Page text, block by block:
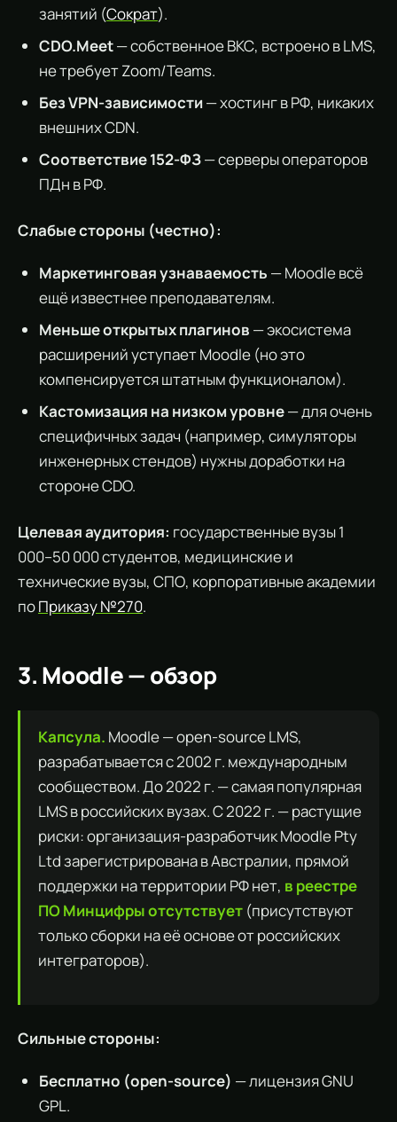
занятий (Сократ).
CDO.Meet— собственное ВКС, встроено в LMS,
не требует Zoom/Teams.
Без VPN-зависимости— хостинг в РФ, никаких
внешних CDN.
Соответствие 152-ФЗ— серверы операторов
ПДн в РФ.
Слабые стороны (честно):
Маркетинговая узнаваемость — Moodle всё
ещё известнее преподавателям.
Меньше открытых плагинов — экосистема
расширений уступает Moodle (но это
компенсируется штатным функционалом).
Кастомизация на низком уровне— для очень
специфичных задач (например, симуляторы
инженерных стендов) нужны доработки на
стороне CDO.
Целевая аудитория: государственные вузы 1
000–50 000 студентов, медицинские и
технические вузы, СПО, корпоративные академии
поПриказу №270.
3. Moodle — обзор
Капсула. Moodle — open-source LMS,
разрабатывается с 2002 г. международным
сообществом. До 2022 г. — самая популярная
LMS в российских вузах. С 2022 г. — растущие
риски: организация-разработчик Moodle Pty
Ltd зарегистрирована в Австралии, прямой
поддержки на территории РФ нет, в реестре
ПО Минцифры отсутствует (присутствуют
только сборки на её основе от российских
интеграторов).
Сильные стороны:
Бесплатно (open-source) — лицензия GNU
GPL.